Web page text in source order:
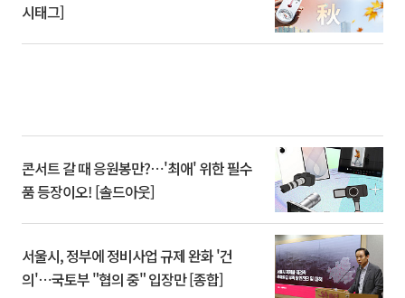
시태그]
콘서트 갈 때 응원봉만?⋯'최애' 위한 필수
품 등장이오! [솔드아웃]
서울시, 정부에 정비사업 규제 완화 '건
의'⋯국토부 "협의 중" 입장만 [종합]